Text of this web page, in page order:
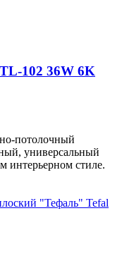
102 36W 6K
потолочный
универсальный
интерьерном стиле.